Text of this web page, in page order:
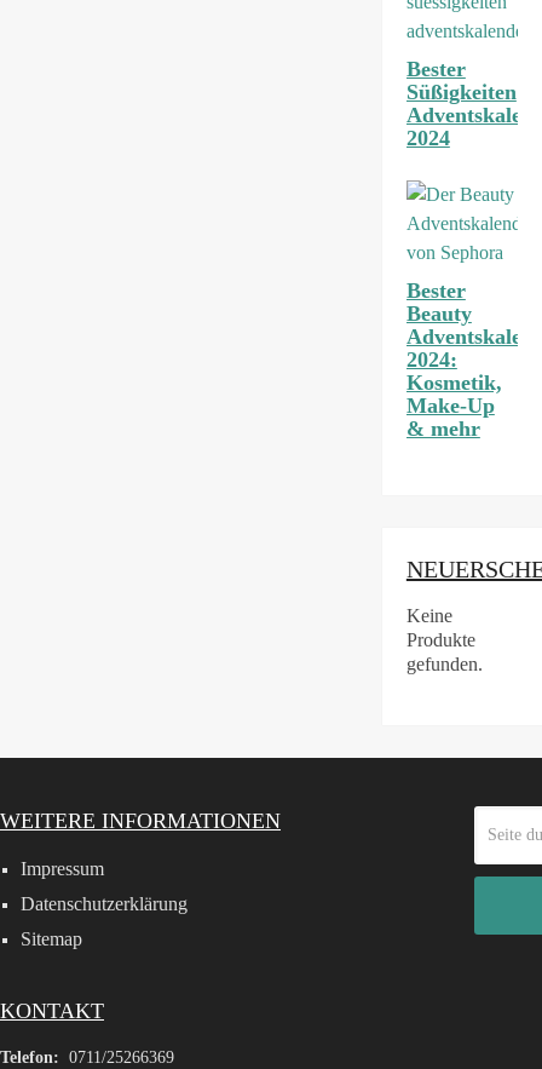
Bester
Süßigkeiten
2024
Bester
Beauty
2024:
Kosmetik,
Make-Up
& mehr
Keine
Produkte
gefunden.
WEITERE INFORMATIONEN
Impressum
Datenschutzerklärung
Sitemap
KONTAKT
Telefon: 0711/25266369